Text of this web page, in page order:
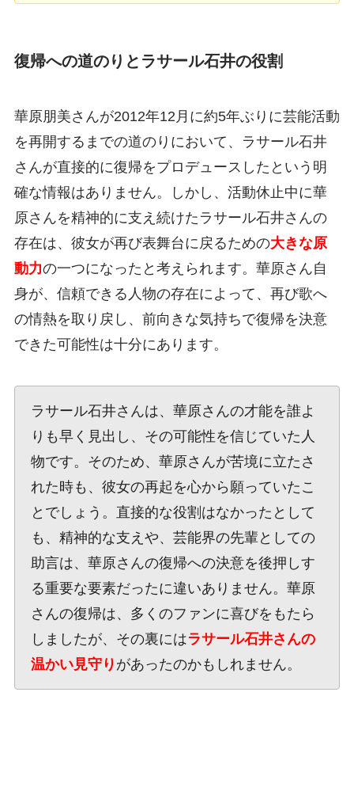
復帰への道のりとラサール石井の役割
華原朋美さんが2012年12月に約5年ぶりに芸能活動
を再開するまでの道のりにおいて、ラサール石井
さんが直接的に復帰をプロデュースしたという明
確な情報はありません。しかし、活動休止中に華
原さんを精神的に支え続けたラサール石井さんの
存在は、彼女が再び表舞台に戻るための大きな原
動力の一つになったと考えられます。華原さん自
身が、信頼できる人物の存在によって、再び歌へ
の情熱を取り戻し、前向きな気持ちで復帰を決意
できた可能性は十分にあります。
ラサール石井さんは、華原さんの才能を誰よ
りも早く見出し、その可能性を信じていた人
物です。そのため、華原さんが苦境に立たさ
れた時も、彼女の再起を心から願っていたこ
とでしょう。直接的な役割はなかったとして
も、精神的な支えや、芸能界の先輩としての
助言は、華原さんの復帰への決意を後押しす
る重要な要素だったに違いありません。華原
さんの復帰は、多くのファンに喜びをもたら
しましたが、その裏にはラサール石井さんの
温かい見守り があったのかもしれません。